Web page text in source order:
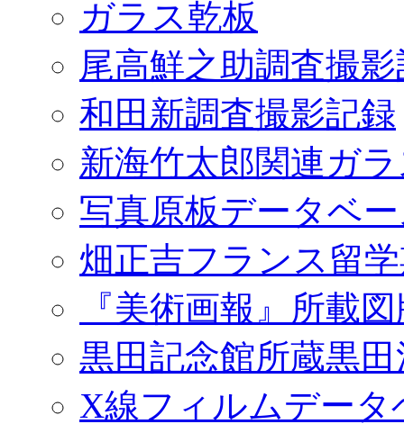
ガラス乾板
尾高鮮之助調査撮
和田新調査撮影記録
新海竹太郎関連ガ
写真原板データベ
畑正吉フランス留
『美術画報』所載
黒田記念館所蔵黒
X線フィルムデータ